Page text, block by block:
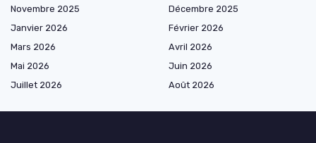
Novembre 2025
Décembre 2025
Janvier 2026
Février 2026
Mars 2026
Avril 2026
Mai 2026
Juin 2026
Juillet 2026
Août 2026